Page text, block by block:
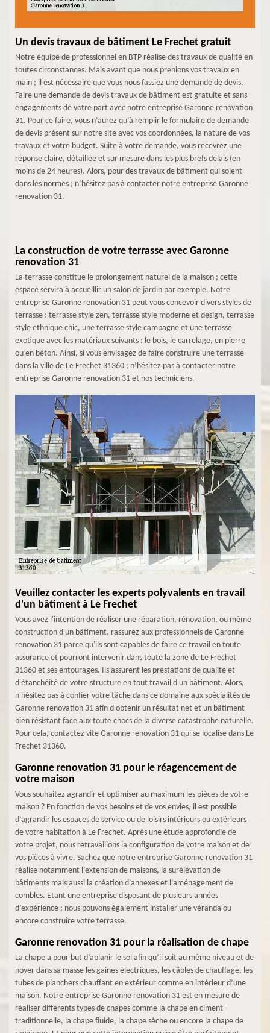
Un devis travaux de bâtiment Le Frechet gratuit
Notre équipe de professionnel en BTP réalise des travaux de qualité en
toutes circonstances. Mais avant que nous prenions vos travaux en
main ; il est nécessaire que vous nous fassiez une demande de devis.
Faire une demande de devis travaux de bâtiment est gratuite et sans
engagements de votre part avec notre entreprise Garonne renovation
31. Pour ce faire, vous n’aurez qu’à remplir le formulaire de demande
de devis présent sur notre site avec vos coordonnées, la nature de vos
travaux et votre budget. Suite à votre demande, vous recevrez une
réponse claire, détaillée et sur mesure dans les plus brefs délais (en
moins de 24 heures). Alors, pour des travaux de bâtiment qui soient
dans les normes ; n’hésitez pas à contacter notre entreprise Garonne
renovation 31.
La construction de votre terrasse avec Garonne
renovation 31
La terrasse constitue le prolongement naturel de la maison ; cette
espace servira à accueillir un salon de jardin par exemple. Notre
entreprise Garonne renovation 31 peut vous concevoir divers styles de
terrasse : terrasse style zen, terrasse style moderne et design, terrasse
style ethnique chic, une terrasse style campagne et une terrasse
exotique avec les matériaux suivants : le bois, le carrelage, en pierre
ou en béton. Ainsi, si vous envisagez de faire construire une terrasse
dans la ville de Le Frechet 31360 ; n’hésitez pas à contacter notre
entreprise Garonne renovation 31 et nos techniciens.
Veuillez contacter les experts polyvalents en travail
d'un bâtiment à Le Frechet
Vous avez l'intention de réaliser une réparation, rénovation, ou même
construction d'un bâtiment, rassurez aux professionnels de Garonne
renovation 31 parce qu'ils sont capables de faire ce travail en toute
assurance et pourront intervenir dans toute la zone de Le Frechet
31360 et ses entourages. Ils assurent les prestations de qualité et
d'étanchéité de votre structure en tout travail d'un bâtiment. Alors,
n'hésitez pas à confier votre tâche dans ce domaine aux spécialités de
Garonne renovation 31 afin d'obtenir un résultat net et un bâtiment
bien résistant face aux toute chocs de la diverse catastrophe naturelle.
Pour cela, contactez vite Garonne renovation 31 qui se localise dans Le
Frechet 31360.
Garonne renovation 31 pour le réagencement de
votre maison
Vous souhaitez agrandir et optimiser au maximum les pièces de votre
maison ? En fonction de vos besoins et de vos envies, il est possible
d’agrandir les espaces de service ou de loisirs intérieurs ou extérieurs
de votre habitation à Le Frechet. Après une étude approfondie de
votre projet, nous retravaillons la configuration de votre maison et de
vos pièces à vivre. Sachez que notre entreprise Garonne renovation 31
réalise notamment l’extension de maisons, la surélévation de
bâtiments mais aussi la création d’annexes et l’aménagement de
combles. Etant une entreprise disposant de plusieurs années
d’expérience ; nous pouvons également installer une véranda ou
encore construire votre terrasse.
Garonne renovation 31 pour la réalisation de chape
La chape a pour but d’aplanir le sol afin qu’il soit au même niveau et de
noyer dans sa masse les gaines électriques, les câbles de chauffage, les
tubes de planchers chauffant en extérieur comme en intérieur d’une
maison. Notre entreprise Garonne renovation 31 est en mesure de
réaliser différents types de chapes comme la chape en ciment
traditionnelle, la chape fluide, la chape sèche ou encore la chape de